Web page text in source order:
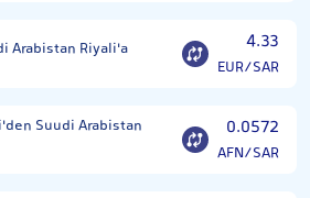
Arabistan Riyali'a 4.33
EUR/SAR
Suudi Arabistan 0.0572
AFN/SAR